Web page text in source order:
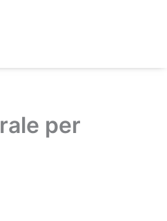
per